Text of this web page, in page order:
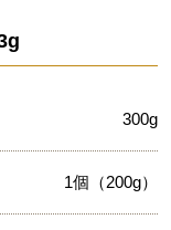
300g
1個（200g）